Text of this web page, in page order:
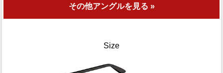
その他アングルを見る »
Size